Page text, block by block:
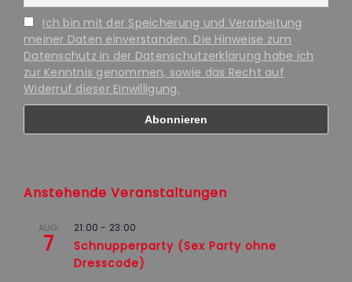
Ich bin mit der Speicherung und Verarbeitung
meiner Daten einverstanden. Die Hinweise zum
Datenschutz in der Datenschutzerklärung habe ich
zur Kenntnis genommen, sowie das Recht auf
Widerruf dieser Einwilligung.
Anstehende Veranstaltungen
AUG.
7
21:00 - 23:00
Schnupperparty (Sex Party ohne
Dresscode)